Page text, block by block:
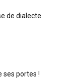
de dialecte
ses portes !